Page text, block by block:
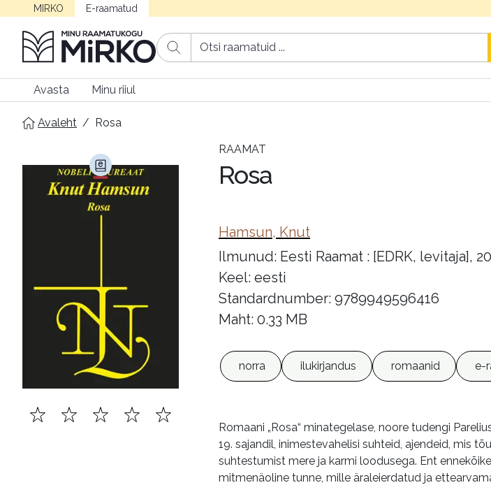
MIRKO E-raamatud
Avasta Minu riiul
Avaleht / Rosa
RAAMAT
Rosa
Hamsun, Knut
Ilmunud: Eesti Raamat : [EDRK, levitaja],
Keel: eesti
Standardnumber: 9789949596416
Maht: 0.33 MB
norra ilukirjandus romaanid e-
Romaani „Rosa“ minategelase, noore tudengi
19. sajandil, inimestevahelisi suhteid, ajendeid, mis
suhtestumist mere ja karmi loodusega. Ent
mitmenäoline tunne, mille äraleierdatud ja